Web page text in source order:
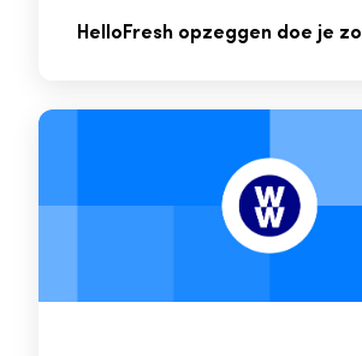
HelloFresh opzeggen doe je zo